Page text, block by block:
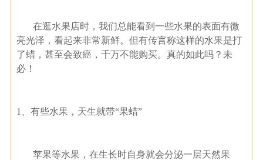
在逛水果店时，我们总能看到一些水果的表面有微
亮光泽，看起来非常新鲜。但有传言称这样的水果是打
了蜡，甚至会致癌，千万不能购买。真的如此吗？未
必！
1、有些水果，天生就带“果蜡”
苹果等水果，在生长时自身就会分泌一层天然果